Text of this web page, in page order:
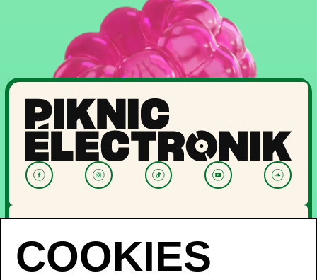
PROGRAMMATION
OFF PIKNIC
PASSES ET BILLETS